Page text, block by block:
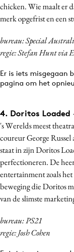
chicken. Wie maalt er
merk opgefrist en een
bureau: Special
regie: Stefan Hunt via
Er is iets misgegaan
pagina om het
4. Doritos Loaded
's Werelds meest
coureur George
staat in zijn Doritos
perfectioneren. De
entertainment zoals
beweging die Doritos
van de slimste
bureau: PS21
regie: Josh Cohen